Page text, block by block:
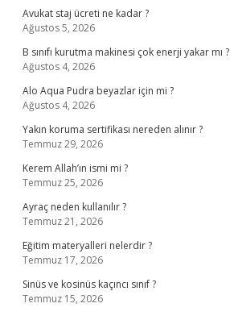
Avukat staj ücreti ne kadar ?
Ağustos 5, 2026
B sınıfı kurutma makinesi çok enerji yakar mı ?
Ağustos 4, 2026
Alo Aqua Pudra beyazlar için mi ?
Ağustos 4, 2026
Yakın koruma sertifikası nereden alınır ?
Temmuz 29, 2026
Kerem Allah’ın ismi mi ?
Temmuz 25, 2026
Ayraç neden kullanılır ?
Temmuz 21, 2026
Eğitim materyalleri nelerdir ?
Temmuz 17, 2026
Sinüs ve kosinüs kaçıncı sınıf ?
Temmuz 15, 2026